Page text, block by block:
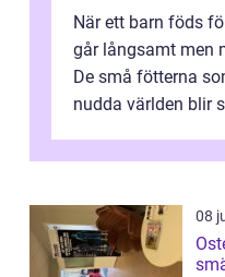
När ett barn föds
går långsamt men
De små fötterna
nudda världen blir
08